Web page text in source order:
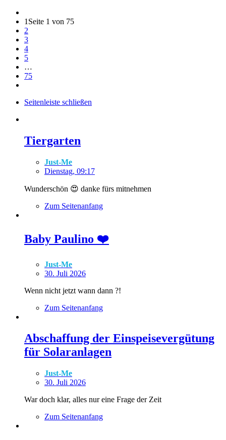
1 Seite 1 von 75
2
3
4
5
…
75
Seitenleiste schließen
Tiergarten
Just-Me
Dienstag, 09:17
Wunderschön 😍 danke fürs mitnehmen
Zum Seitenanfang
Baby Paulino ❤️
Just-Me
30. Juli 2026
Wenn nicht jetzt wann dann ?!
Zum Seitenanfang
Abschaffung der Einspeisevergütung
für Solaranlagen
Just-Me
30. Juli 2026
War doch klar, alles nur eine Frage der Zeit
Zum Seitenanfang